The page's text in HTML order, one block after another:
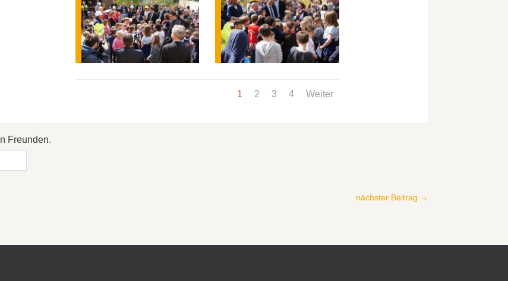
1 2 3 4 Weiter
Freunden.
nächster Beitrag →